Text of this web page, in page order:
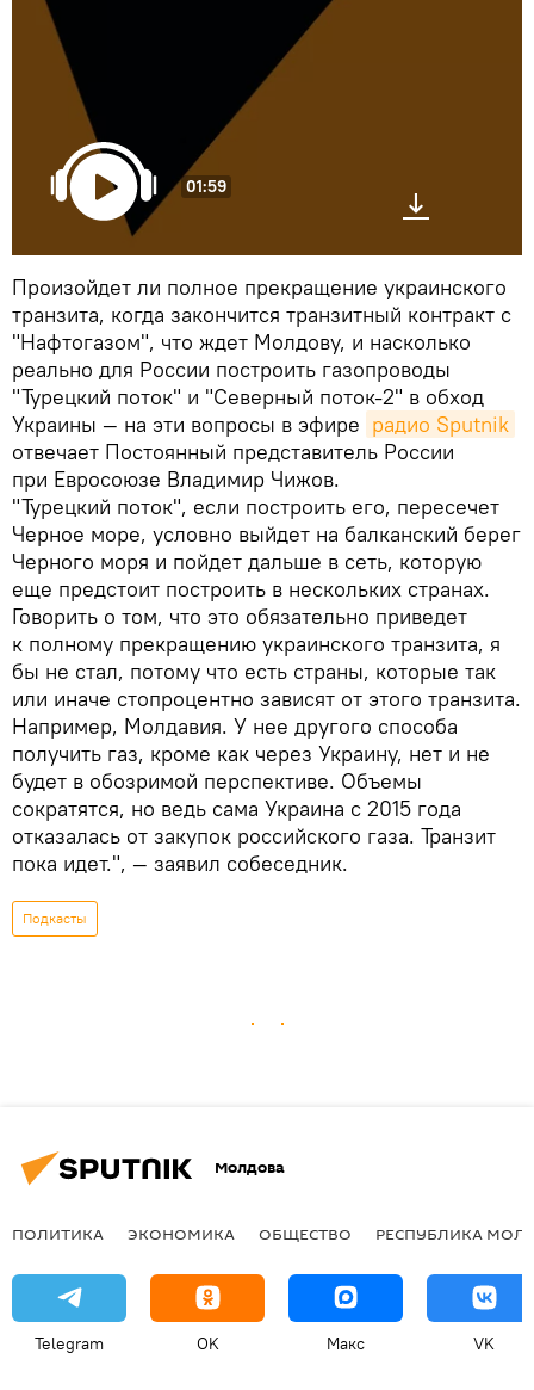
01:59
Произойдет ли полное прекращение украинского
транзита, когда закончится транзитный контракт с
"Нафтогазом", что ждет Молдову, и насколько
реально для России построить газопроводы
"Турецкий поток" и "Северный поток-2" в обход
Украины — на эти вопросы в эфире радио Sputnik
отвечает Постоянный представитель России
при Евросоюзе Владимир Чижов.
"Турецкий поток", если построить его, пересечет
Черное море, условно выйдет на балканский берег
Черного моря и пойдет дальше в сеть, которую
еще предстоит построить в нескольких странах.
Говорить о том, что это обязательно приведет
к полному прекращению украинского транзита, я
бы не стал, потому что есть страны, которые так
или иначе стопроцентно зависят от этого транзита.
Например, Молдавия. У нее другого способа
получить газ, кроме как через Украину, нет и не
будет в обозримой перспективе. Объемы
сократятся, но ведь сама Украина с 2015 года
отказалась от закупок российского газа. Транзит
пока идет.", — заявил собеседник.
Подкасты
Молдова
ПОЛИТИКА ЭКОНОМИКА ОБЩЕСТВО РЕСПУБЛИКА
Telegram OK Макс VK